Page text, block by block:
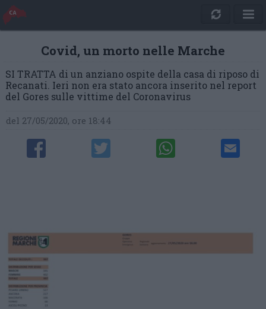
Covid, un morto nelle Marche
SI TRATTA di un anziano ospite della casa di riposo di
Recanati. Ieri non era stato ancora inserito nel report
del Gores sulle vittime del Coronavirus
del 27/05/2020, ore 18:44